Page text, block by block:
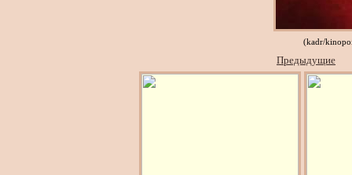
(kadr/
Предыдущие